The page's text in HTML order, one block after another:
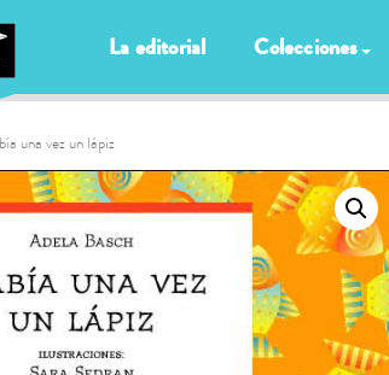
La editorial Colecciones
una vez un lápiz